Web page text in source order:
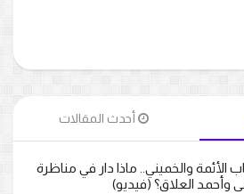
أحدث المقالات
الأئمة والخميني.. ماذا دار في مناظرة
وأحمد العلاق؟ (فيديو)